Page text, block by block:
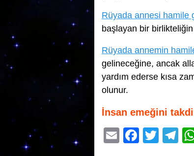
Rüyada annesi hamile
başlayan bir
Rüyada annemin
gelineceğine, ancak
yardım ederse kısa
olunur.
İnsan emeğini
E
F
T
T